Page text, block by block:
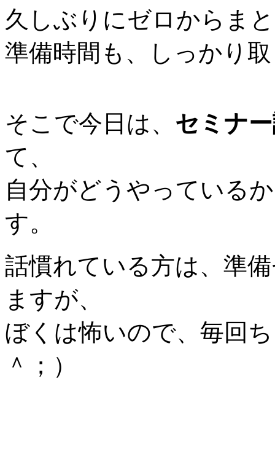
久しぶりにゼロからま
準備時間も、しっかり
そこで今日は、 セミナ
て、
自分がどうやっている
す。
話慣れている方は、準
ますが、
ぼくは怖いので、毎回
＾；）